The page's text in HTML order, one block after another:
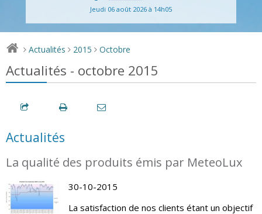
Jeudi 06 août 2026 à 14h05
> Actualités > 2015 > Octobre
Actualités - octobre 2015
Actualités
La qualité des produits émis par MeteoLux
30-10-2015
La satisfaction de nos clients étant un objectif